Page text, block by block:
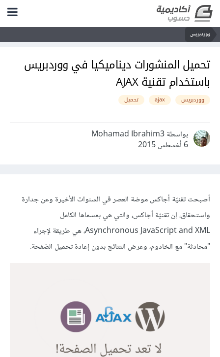
ووردبريس
تحميل المنشورات ديناميكيا في ووردبريس
باستخدام تقنية AJAX
ووردبريس ajax تحميل
بواسطة Mohamad Ibrahim3
6 أغسطس 2015
أصبحت تقنيّة أجاكس موضة العصر في السنوات الأخيرة وعن جدارة
واستحقاق، إن تقنيّة أجاكس، والتي هي بمسماها الكامل
Asynchronous JavaScript and XML، هي طريقة لإجراء
"محادثة" مع الخادوم، وعرض النتائج بدون إعادة تحميل الصّفحة.